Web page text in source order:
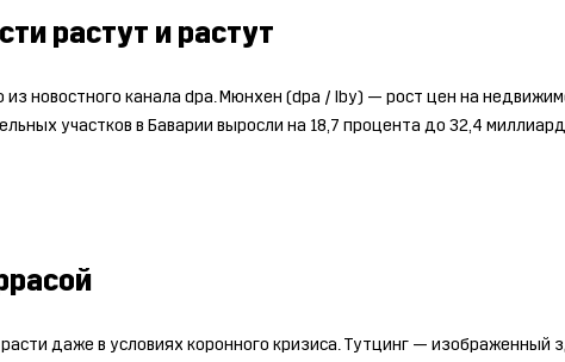
растут и растут
новостного канала dpa. Мюнхен (dpa / lby) — рост цен на
участков в Баварии выросли на 18,7 процента до 32,4
даже в условиях коронного кризиса. Тутцинг — изображенный